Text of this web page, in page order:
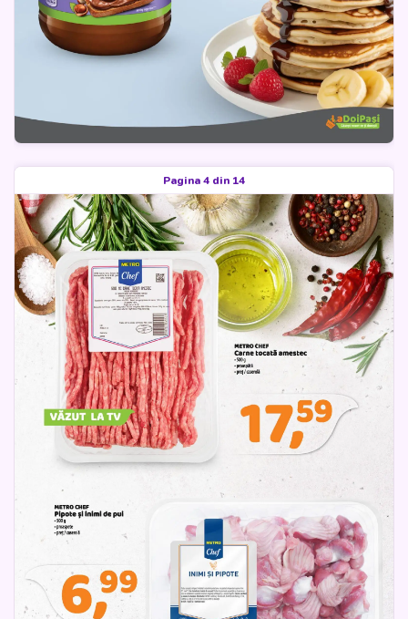
Pagina 4 din 14